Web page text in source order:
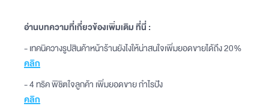
อ่านบทความที่เกี่ยวข้องเพิ่มเติม ที่นี่ :
- เทคนิควางรูปสินค้าหน้าร้านยังไงให้น่าสนใจเพิ่มยอดขายได้ถึง 20%
คลิก
- 4 ทริค พิชิตใจลูกค้า เพิ่มยอดขาย กำไรปัง
คลิก